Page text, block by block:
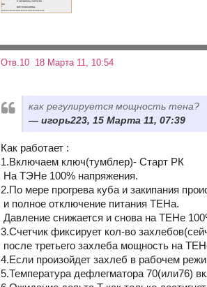
Отв.10 18 Марта 11, 10:54
как регулируется мощность тена?
игорь223, 15 Марта 11, 07:39
Как работает :
1.Включаем ключ(тумблер)- Старт РК
На ТЭНе 100% напряжения.
2.По мере прогрева куба и закипания
и полное отключение питания ТЕНа.
Давление снижается и снова на ТЕНе
3.Счетчик фиксирует кол-во
после третьего захлеба мощность на
4.Если произойдет захлеб в рабочем
5.Температура дефлегматора 70(или76)